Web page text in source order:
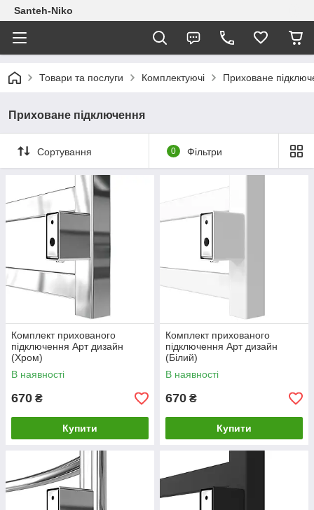
Santeh-Niko
Товари та послуги Комплектуючі Приховане
Приховане підключення
Сортування 0 Фільтри
Комплект прихованого
підключення Арт дизайн
(Хром)
В наявності
670 ₴
Купити
Комплект прихованого
підключення Арт дизайн
(Білий)
В наявності
670 ₴
Купити